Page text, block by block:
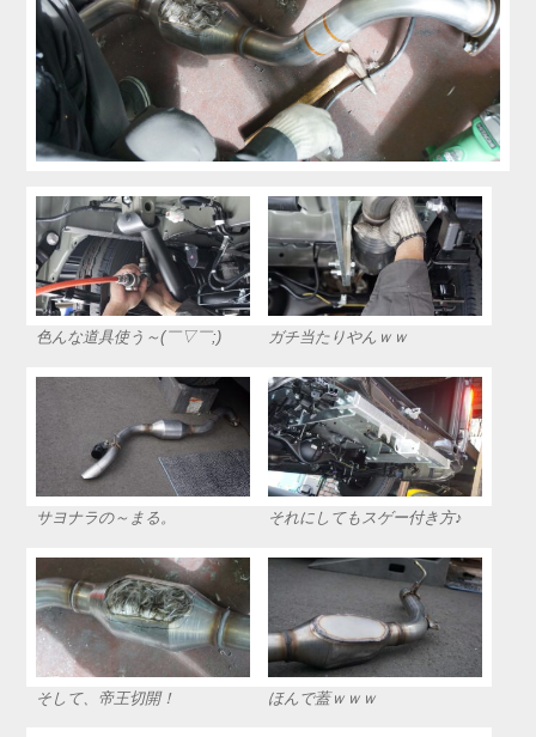
色んな道具使う～(￣▽￣;) ガチ当たりやんｗｗ
サヨナラの～まる。 それにしてもスゲー付き方♪
そして、帝王切開！ ほんで蓋ｗｗｗ